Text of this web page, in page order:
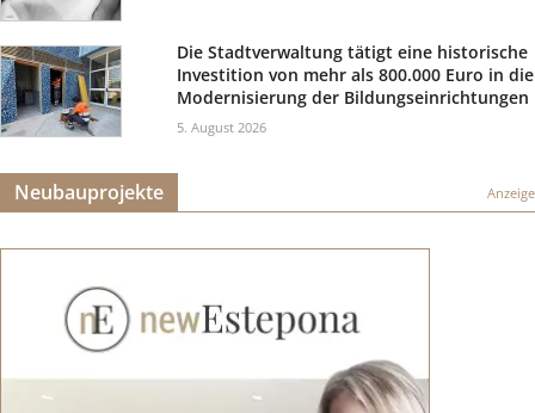
Die Stadtverwaltung tätigt eine historische
Investition von mehr als 800.000 Euro in die
Modernisierung der Bildungseinrichtungen
5. August 2026
Neubauprojekte Anzeige